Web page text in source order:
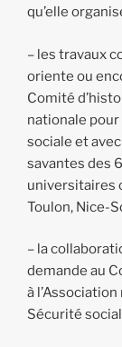
qu’elle
– les travaux
oriente ou
Comité
nationale pour
sociale et
savantes des
universitaires
Toulon, Nice-
– la
demande au
à
Sécurité